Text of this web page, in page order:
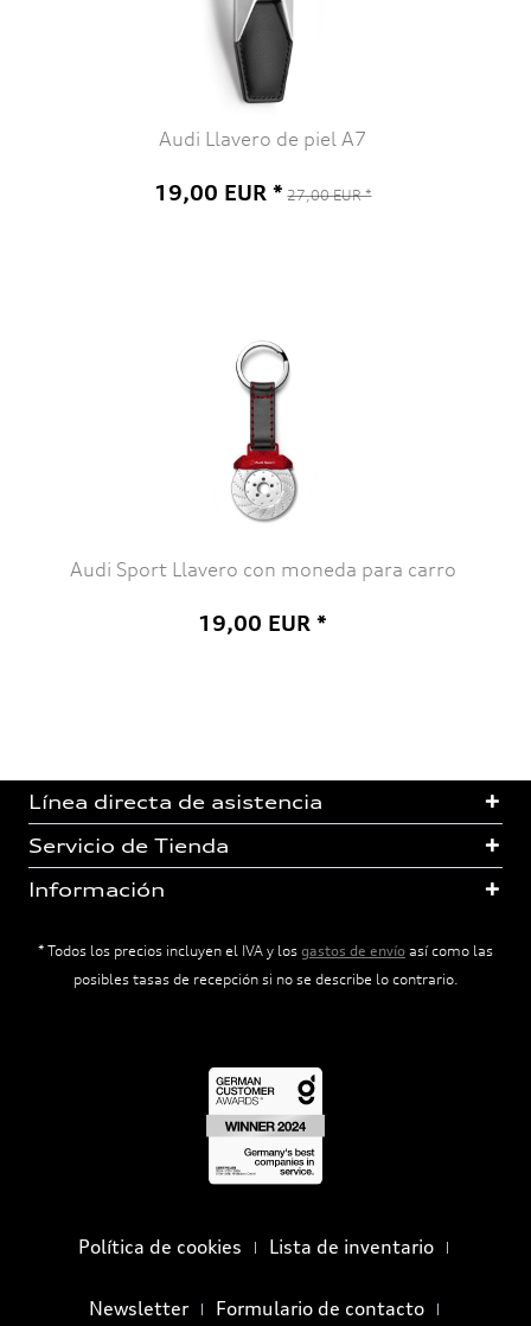
Audi Llavero de piel A7
19,00 EUR * 27,00 EUR *
Audi Sport Llavero con moneda para carro
19,00 EUR *
Línea directa de asistencia
Servicio de Tienda
Información
* Todos los precios incluyen el IVA y los gastos de envío así como las
posibles tasas de recepción si no se describe lo contrario.
Política de cookies Lista de inventario
Newsletter Formulario de contacto